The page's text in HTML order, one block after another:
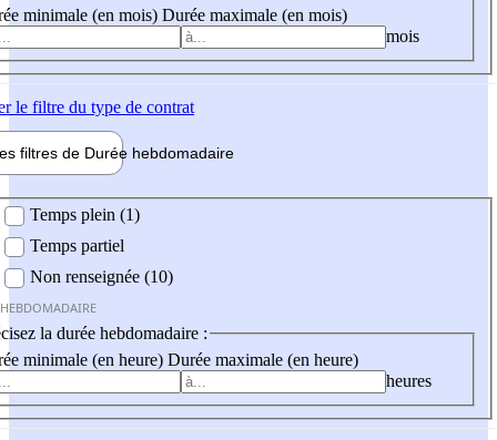
minimale (en mois) Durée maximale (en mois)
mois
le filtre du type de contrat
filtres de Durée hebdomadaire
Temps plein (1)
Temps partiel
Non renseignée (10)
la durée hebdomadaire :
minimale (en heure) Durée maximale (en heure)
heures